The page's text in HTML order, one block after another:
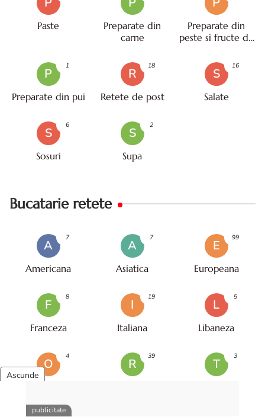
Paste
Preparate din
carne
Preparate din
peste si fructe de
P
Preparate din pui
1
R
Retete de post
18
S
Salate
16
S
Sosuri
6
S
Supa
2
Bucatarie retete
A
Americana
7
A
Asiatica
7
E
Europeana
99
F
Franceza
8
I
Italiana
19
L
Libaneza
5
O
4
R
39
T
3